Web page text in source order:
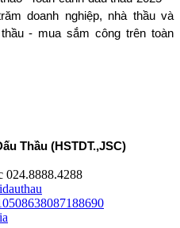
doanh nghiệp, nhà thầu và
- mua sắm công trên toàn
Thầu (HSTDT.,JSC)
024.8888.4288